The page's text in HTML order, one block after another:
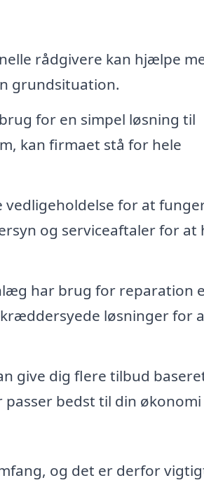
rådgivere kan hjælpe
grundsituation.
for en simpel løsning til
kan firmaet stå for hele
for at
og serviceaftaler for at
har brug for reparation
løsninger for
give dig flere tilbud
bedst til din
og det er derfor